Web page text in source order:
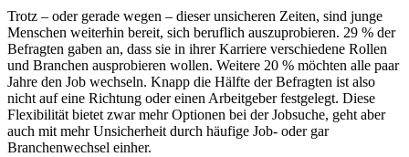
Trotz – oder gerade wegen – dieser unsicheren Zeiten, sind junge
Menschen weiterhin bereit, sich beruflich auszuprobieren. 29 % der
Befragten gaben an, dass sie in ihrer Karriere verschiedene Rollen
und Branchen ausprobieren wollen. Weitere 20 % möchten alle paar
Jahre den Job wechseln. Knapp die Hälfte der Befragten ist also
nicht auf eine Richtung oder einen Arbeitgeber festgelegt. Diese
Flexibilität bietet zwar mehr Optionen bei der Jobsuche, geht aber
auch mit mehr Unsicherheit durch häufige Job- oder gar
Branchenwechsel einher.